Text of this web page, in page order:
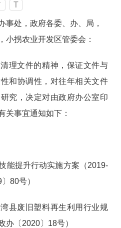
T
事处，政府各委、办、局，
小拐农业开发区管委会：
理文件的精神，保证文件与
和协调性，对往年相关文件
究，决定对由政府办公室印
关事宜通知如下：
能提升行动实施方案（2019-
80号）
县废旧塑料再生利用行业规
办〔2020〕18号）